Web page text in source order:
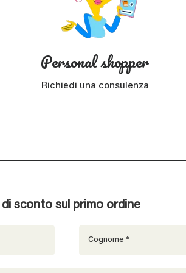
Personal shopper
Richiedi una consulenza
di sconto sul primo ordine